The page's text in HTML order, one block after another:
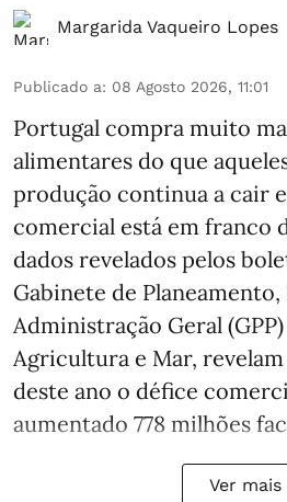
Margarida Vaqueiro Lopes
Publicado a: 08 Agosto 2026, 11:01
Portugal compra muito
alimentares do que
produção continua a cair
comercial está em franco
dados revelados pelos
Gabinete de
Administração Geral
Agricultura e Mar,
deste ano o défice
aumentado 778 milhões
Ver mais